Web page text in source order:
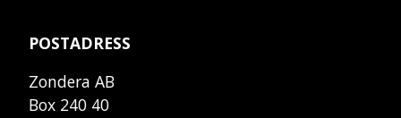
POSTADRESS
Zondera AB
Box 240 40